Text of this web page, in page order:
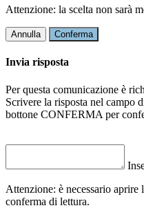
Attenzione: la scelta non sarà
Annulla Conferma
Invia risposta
Per questa comunicazione è
Scrivere la risposta nel campo
bottone CONFERMA per
Attenzione: è necessario aprire
conferma di lettura.